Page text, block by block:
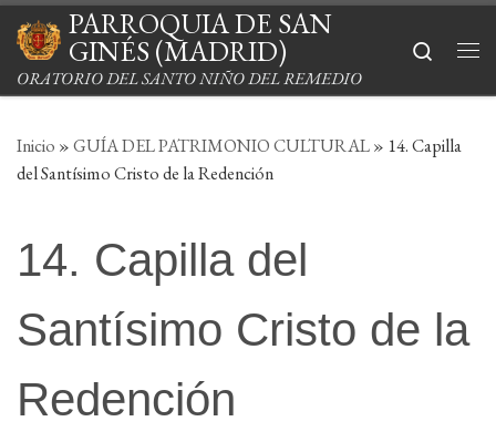
Saltar al contenido
PARROQUIA DE SAN
GINÉS (MADRID)
ORATORIO DEL SANTO NIÑO DEL REMEDIO
Search
Inicio »GUÍA DEL PATRIMONIO CULTURAL» 14. Capilla
del Santísimo Cristo de la Redención
14. Capilla del
Santísimo Cristo de la
Redención